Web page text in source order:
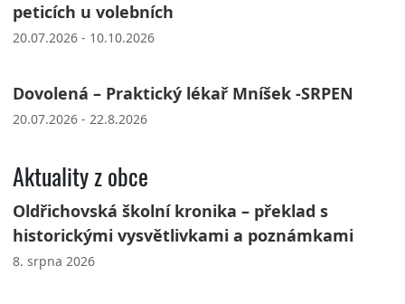
peticích u volebních
20.07.2026 - 10.10.2026
Dovolená – Praktický lékař Mníšek -SRPEN
20.07.2026 - 22.8.2026
Aktuality z obce
Oldřichovská školní kronika – překlad s
historickými vysvětlivkami a poznámkami
8. srpna 2026